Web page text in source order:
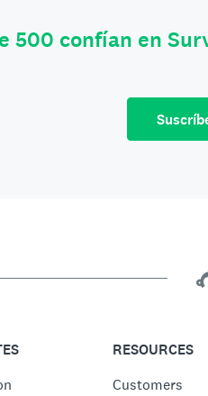
500 confían en
RESOURCES
Customers